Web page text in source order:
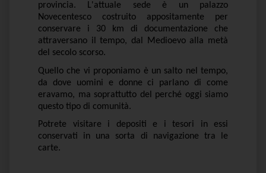
provincia. L'attuale sede è un palazzo
Novecentesco costruito appositamente per
conservare i 30 km di documentazione che
attraversano il tempo, dal Medioevo alla metà
del secolo scorso.
Quello che vi proponiamo è un salto nel tempo,
da dove uomini e donne ci parlano di come
eravamo, ma soprattutto del perché oggi siamo
questo tipo di comunità.
Potrete visitare i depositi e i tesori in essi
conservati in una sorta di navigazione tra le
carte.